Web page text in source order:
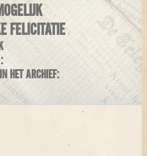
FELICITATIE
HET ARCHIEF: